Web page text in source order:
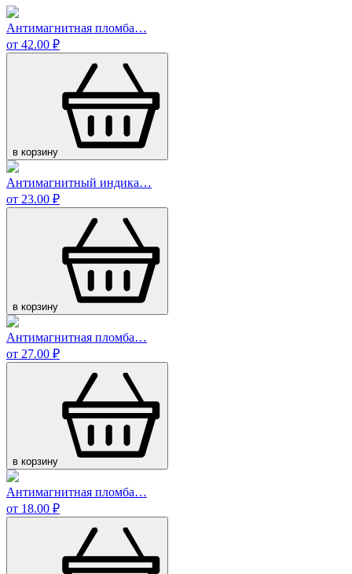
Антимагнитная пломба…
от 42.00 ₽
в корзину
Антимагнитный индика…
от 23.00 ₽
в корзину
Антимагнитная пломба…
от 27.00 ₽
в корзину
Антимагнитная пломба…
от 18.00 ₽